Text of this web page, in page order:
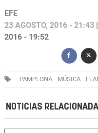
EFE
23 AGOSTO, 2016 - 21:43
2016 - 19:52
PAMPLONA MÚSICA
NOTICIAS